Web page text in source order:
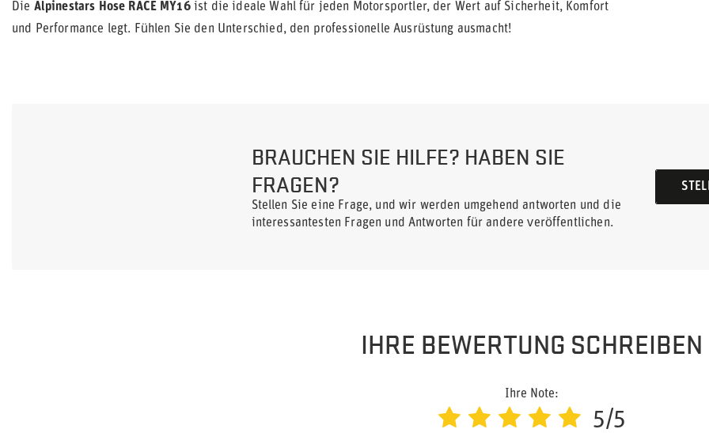
Die Alpinestars Hose RACE MY16ist die ideale Wahl für jeden Motorsportler, der Wert auf Sicherheit, Komfort
und Performance legt. Fühlen Sie den Unterschied, den professionelle Ausrüstung ausmacht!
BRAUCHEN SIE HILFE? HABEN SIE
FRAGEN?
Stellen Sie eine Frage, und wir werden umgehend antworten und die
interessantesten Fragen und Antworten für andere veröffentlichen.
IHRE BEWERTUNG SCHREIBEN
Ihre Note:
5/5